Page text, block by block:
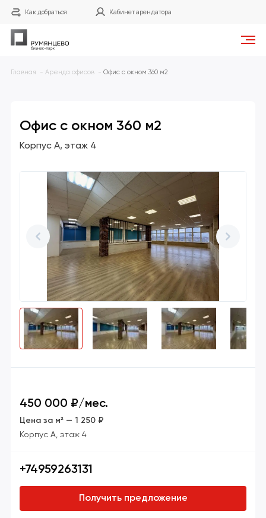
Как добраться Кабинет арендатора
Главная Аренда офисов Офис с окном 360 м2
Офис с окном 360 м2
Корпус А этаж 4
450 000 ₽/мес.
Цена за м² — 1 250 ₽
Корпус А, этаж 4
+74959263131
Получить предложение